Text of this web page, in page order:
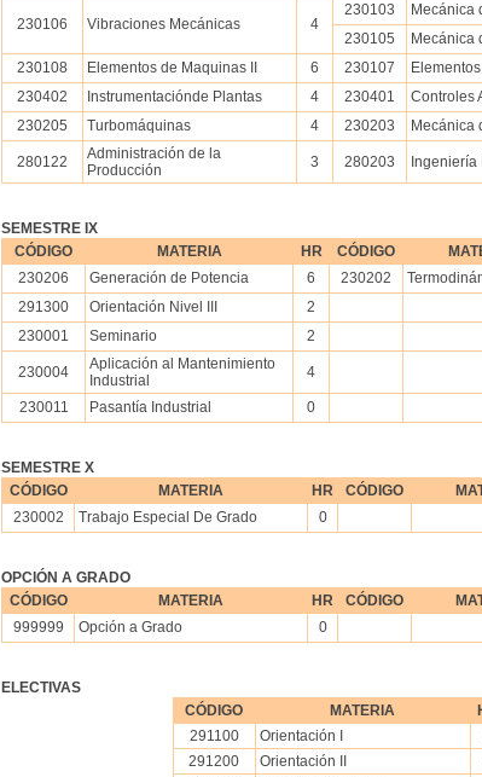
230106 Vibraciones Mecánicas 4
230103 Mecánica
230105
Mecánica
230108
Elementos de Maquinas II 6 230107
230402
Instrumentaciónde Plantas 4 230401 Controles
230205
Turbomáquinas 4 230203 Mecánica
280122
Administración de la
Producción
3 280203
SEMESTRE IX
CÓDIGO
MATERIA HR CÓDIGO
230206
Generación de Potencia 6 230202
291300
Orientación Nivel III
2
230001
Seminario 2
230004
Aplicación al Mantenimiento
Industrial
4
230011 Pasantía Industrial
0
SEMESTRE X
CÓDIGO
MATERIA HR CÓDIGO
230002
Trabajo Especial De Grado
0
OPCIÓN A GRADO
CÓDIGO
MATERIA HR CÓDIGO
999999
Opción a Grado
0
ELECTIVAS
CÓDIGO
MATERIA
291100
Orientación I
291200
Orientación II